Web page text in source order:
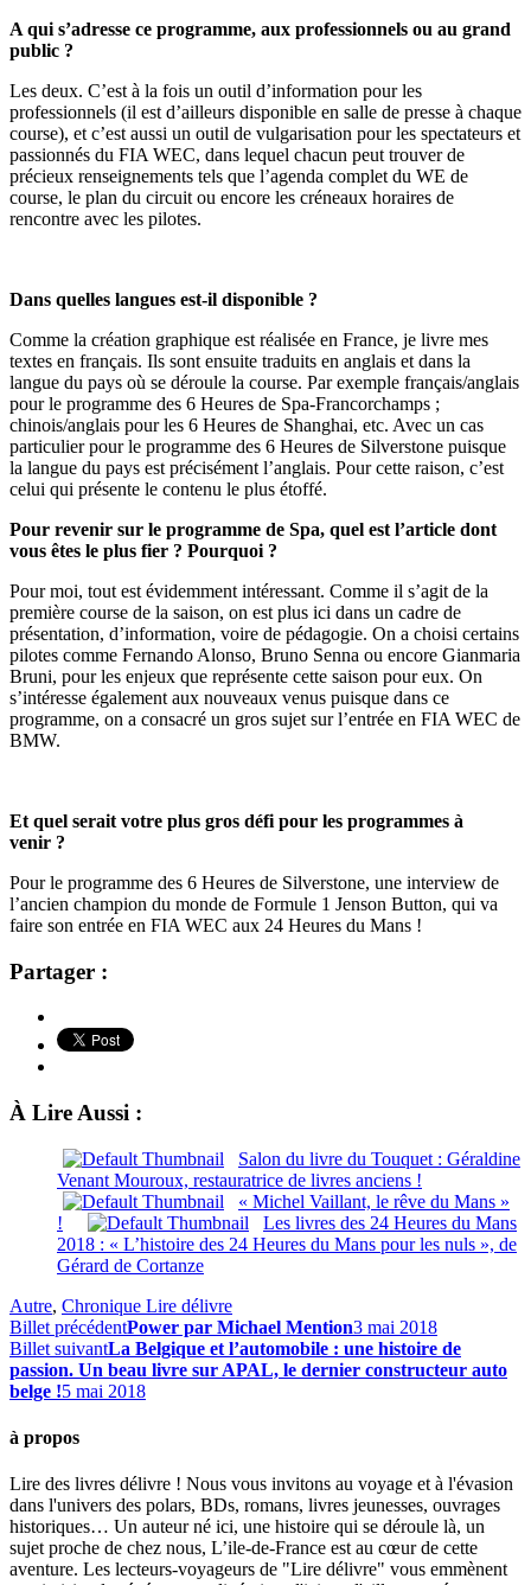
A qui s’adresse ce programme, aux professionnels ou au grand
public ?
Les deux. C’est à la fois un outil d’information pour les
professionnels (il est d’ailleurs disponible en salle de presse à chaque
course), et c’est aussi un outil de vulgarisation pour les spectateurs et
passionnés du FIA WEC, dans lequel chacun peut trouver de
précieux renseignements tels que l’agenda complet du WE de
course, le plan du circuit ou encore les créneaux horaires de
rencontre avec les pilotes.
Dans quelles langues est-il disponible ?
Comme la création graphique est réalisée en France, je livre mes
textes en français. Ils sont ensuite traduits en anglais et dans la
langue du pays où se déroule la course. Par exemple français/anglais
pour le programme des 6 Heures de Spa-Francorchamps ;
chinois/anglais pour les 6 Heures de Shanghai, etc. Avec un cas
particulier pour le programme des 6 Heures de Silverstone puisque
la langue du pays est précisément l’anglais. Pour cette raison, c’est
celui qui présente le contenu le plus étoffé.
Pour revenir sur le programme de Spa, quel est l’article dont
vous êtes le plus fier ? Pourquoi ?
Pour moi, tout est évidemment intéressant. Comme il s’agit de la
première course de la saison, on est plus ici dans un cadre de
présentation, d’information, voire de pédagogie. On a choisi certains
pilotes comme Fernando Alonso, Bruno Senna ou encore Gianmaria
Bruni, pour les enjeux que représente cette saison pour eux. On
s’intéresse également aux nouveaux venus puisque dans ce
programme, on a consacré un gros sujet sur l’entrée en FIA WEC de
BMW.
Et quel serait votre plus gros défi pour les programmes à
venir ?
Pour le programme des 6 Heures de Silverstone, une interview de
l’ancien champion du monde de Formule 1 Jenson Button, qui va
faire son entrée en FIA WEC aux 24 Heures du Mans !
Partager :
À Lire Aussi :
Salon du livre du Touquet : Géraldine
Venant Mouroux, restauratrice de livres anciens !
« Michel Vaillant, le rêve du Mans »
!
Les livres des 24 Heures du Mans
2018 : « L’histoire des 24 Heures du Mans pour les nuls », de
Gérard de Cortanze
Autre, Chronique Lire délivre
Billet précédentPower par Michael Mention3 mai 2018
Billet suivantLa Belgique et l’automobile : une histoire de
passion. Un beau livre sur APAL, le dernier constructeur auto
belge !5 mai 2018
à propos
Lire des livres délivre ! Nous vous invitons au voyage et à l'évasion
dans l'univers des polars, BDs, romans, livres jeunesses, ouvrages
historiques… Un auteur né ici, une histoire qui se déroule là, un
sujet proche de chez nous, L’ile-de-France est au cœur de cette
aventure. Les lecteurs-voyageurs de "Lire délivre" vous emmènent